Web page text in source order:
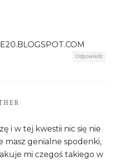
Odpowiedz
i w tej kwestii nic się nie
masz genialne spodenki,
mi czegoś takiego w